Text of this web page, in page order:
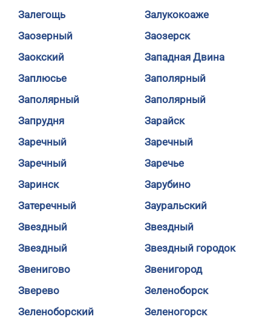
Залегощь
Залукокоаже
Заозерный
Заозерск
Заокский
Западная Двина
Заплюсье
Заполярный
Заполярный
Заполярный
Запрудня
Зарайск
Заречный
Заречный
Заречный
Заречье
Заринск
Зарубино
Затеречный
Зауральский
Звездный
Звездный
Звездный
Звездный городок
Звенигово
Звенигород
Зверево
Зеленоборск
Зеленоборский
Зеленогорск